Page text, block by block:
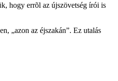
hogy errõl az újszövetség írói is
„azon az éjszakán”. Ez utalás